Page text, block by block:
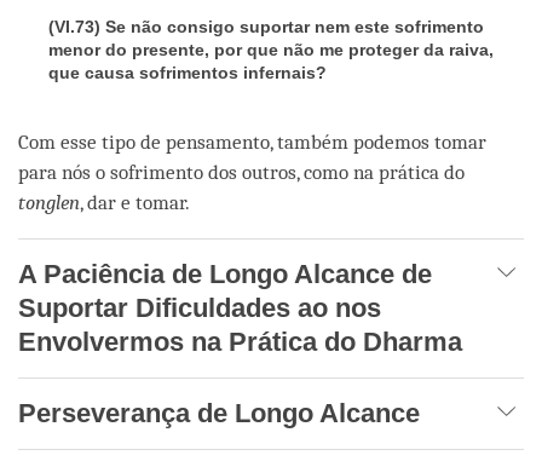
(VI.73) Se não consigo suportar nem este sofrimento
menor do presente, por que não me proteger da raiva,
que causa sofrimentos infernais?
Com esse tipo de pensamento, também podemos tomar
para nós o sofrimento dos outros, como na prática do
tonglen, dar e tomar.
A Paciência de Longo Alcance de
Suportar Dificuldades ao nos
Envolvermos na Prática do Dharma
Perseverança de Longo Alcance